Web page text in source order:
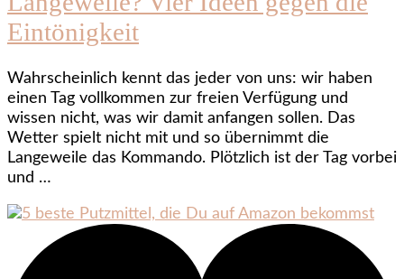
Eintönigkeit
Wahrscheinlich kennt das jeder von uns: wir haben
einen Tag vollkommen zur freien Verfügung und
wissen nicht, was wir damit anfangen sollen. Das
Wetter spielt nicht mit und so übernimmt die
Langeweile das Kommando. Plötzlich ist der Tag vorbei
und …